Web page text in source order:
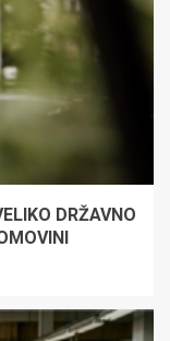
DRŽAVNO